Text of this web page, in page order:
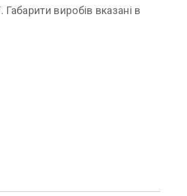
виробів вказані в